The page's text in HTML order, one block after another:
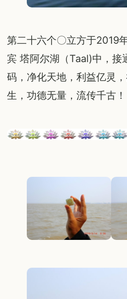
第二十六个〇立方于2019
宾 塔阿尔湖（Taal)中，接
码，净化天地，利益亿灵
生，功德无量，流传千古！